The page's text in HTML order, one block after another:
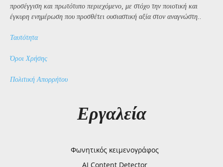
προσέγγιση και πρωτότυπο περιεχόμενο, με στόχο την ποιοτική και
έγκυρη ενημέρωση που προσθέτει ουσιαστική αξία στον αναγνώστη..
Ταυτότητα
Όροι Χρήσης
Πολιτική Απορρήτου
Εργαλεία
Φωνητικός κειμενογράφος
AI Content Detector